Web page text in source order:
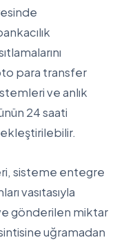
para transfer
ve anlık
24 saati
sisteme entegre
vasıtasıyla
gönderilen miktar
uğramadan